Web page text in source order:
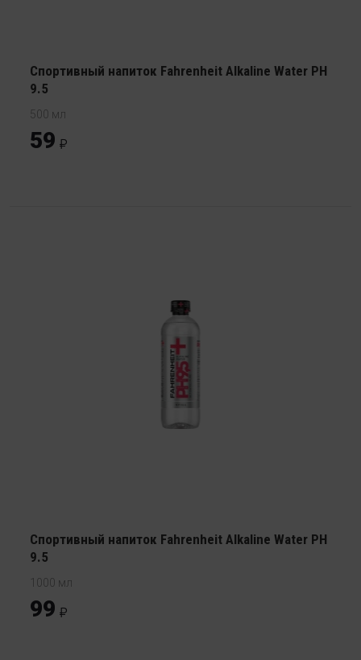
Спортивный напиток Fahrenheit Alkaline Water PH
9.5
500 мл
59
Спортивный напиток Fahrenheit Alkaline Water PH
9.5
1000 мл
99